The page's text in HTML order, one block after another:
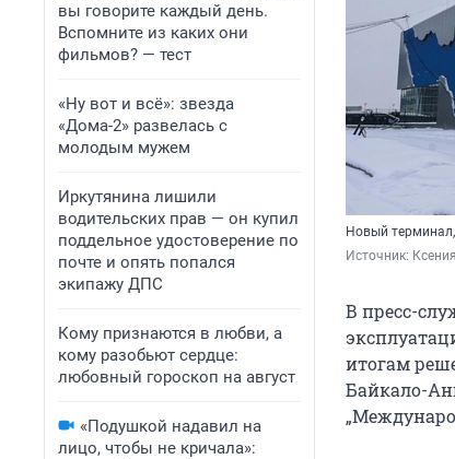
вы говорите каждый день.
Вспомните из каких они
фильмов? — тест
«Ну вот и всё»: звезда
«Дома-2» развелась с
молодым мужем
Иркутянина лишили
водительских прав — он купил
поддельное удостоверение по
почте и опять попался
экипажу ДПС
Кому признаются в любви, а
кому разобьют сердце:
любовный гороскоп на август
«Подушкой надавил на
лицо, чтобы не кричала»:
Новый
Источник:
В пресс-
итогам
Байкало-